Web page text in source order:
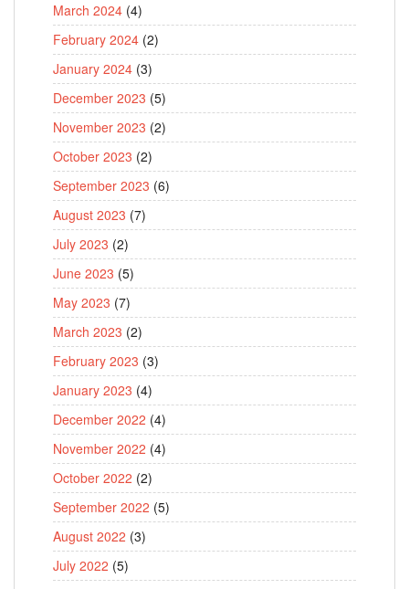
March 2024 (4)
February 2024 (2)
January 2024 (3)
December 2023 (5)
November 2023 (2)
October 2023 (2)
September 2023 (6)
August 2023 (7)
July 2023 (2)
June 2023 (5)
May 2023 (7)
March 2023 (2)
February 2023 (3)
January 2023 (4)
December 2022 (4)
November 2022 (4)
October 2022 (2)
September 2022 (5)
August 2022 (3)
July 2022 (5)